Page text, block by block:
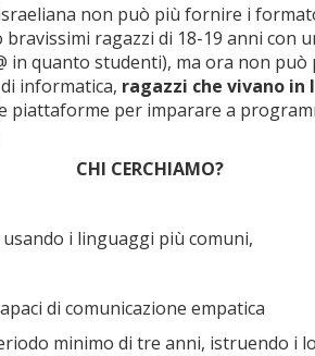
non può più fornire i
ragazzi di 18-19 anni con
quanto studenti), ma ora non
di informatica, ragazzi che vivano in
piattaforme per imparare a
CHI CERCHIAMO?
i linguaggi più comuni,
di comunicazione empatica
minimo di tre anni, istruendo i